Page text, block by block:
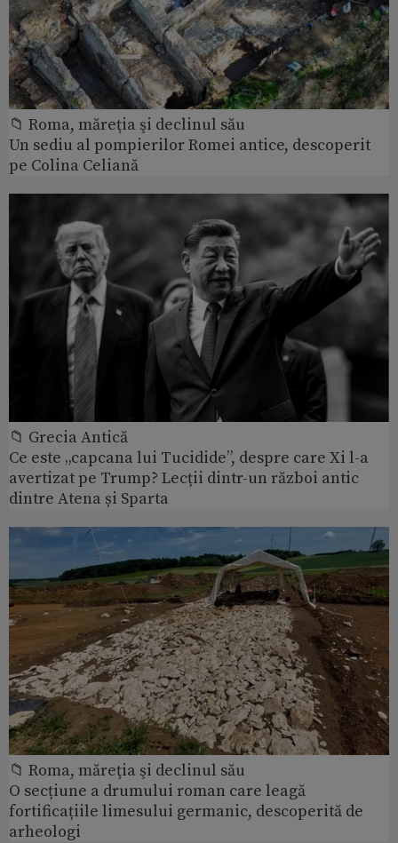
📁 Roma, măreţia şi declinul său
Un sediu al pompierilor Romei antice, descoperit
pe Colina Celiană
📁 Grecia Antică
Ce este „capcana lui Tucidide”, despre care Xi l-a
avertizat pe Trump? Lecții dintr-un război antic
dintre Atena și Sparta
📁 Roma, măreţia şi declinul său
O secțiune a drumului roman care leagă
fortificațiile limesului germanic, descoperită de
arheologi